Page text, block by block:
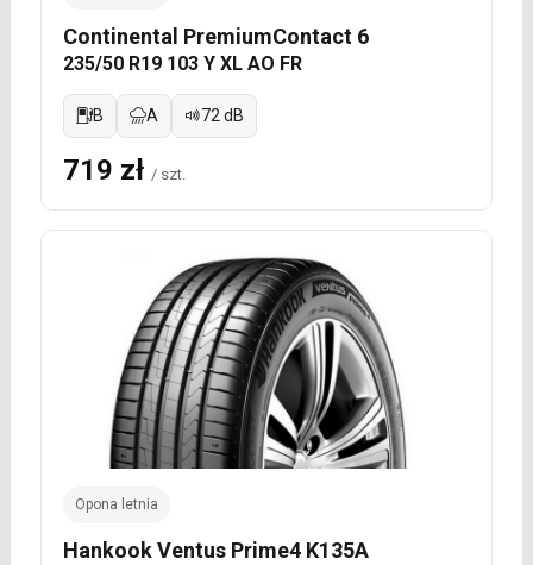
Continental PremiumContact 6
235/50 R19 103 Y XL AO FR
B A 72 dB
719 zł / szt.
Opona letnia
Hankook Ventus Prime4 K135A